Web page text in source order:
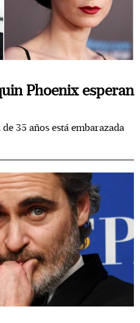
Phoenix esperan
35 años está embarazada